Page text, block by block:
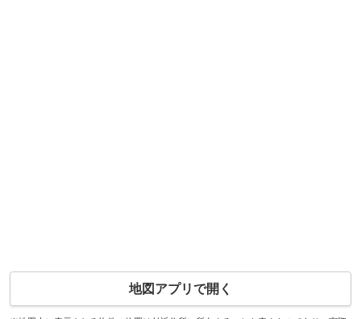
地図アプリで開く